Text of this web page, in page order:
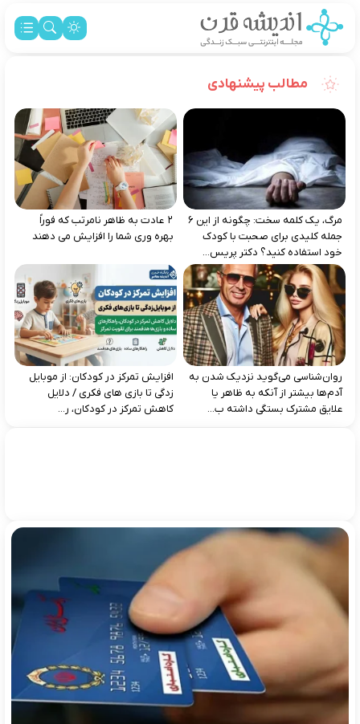
مطالب پیشنهادی
مرگ، یک کلمه سخت: چگونه از این ۶
جمله کلیدی برای صحبت با کودک
خود استفاده کنید؟ دکتر پریس...
۲ عادت به‌ ظاهر نامرتب که فوراً
بهره‌ وری شما را افزایش می‌ دهند
روان‌شناسی می‌گوید نزدیک شدن به
آدم‌ها بیشتر از آنکه به ظاهر یا
علایق مشترک بستگی داشته ب...
افزایش تمرکز در کودکان: از موبایل‌
زدگی تا بازی‌ های فکری / دلایل
کاهش تمرکز در کودکان، ر...